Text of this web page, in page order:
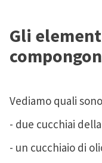
Gli
Vediamo quali
- due cucchiai
- un cucchiaio di